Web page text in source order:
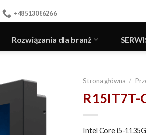
+48513086266
Rozwiązania dla branż
Strona główna /
R15IT7T-
Intel Core i5-